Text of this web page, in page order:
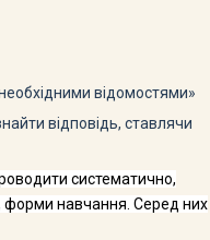
відомостями»
відповідь, ставлячи
система­тично,
форми навчання. Серед них